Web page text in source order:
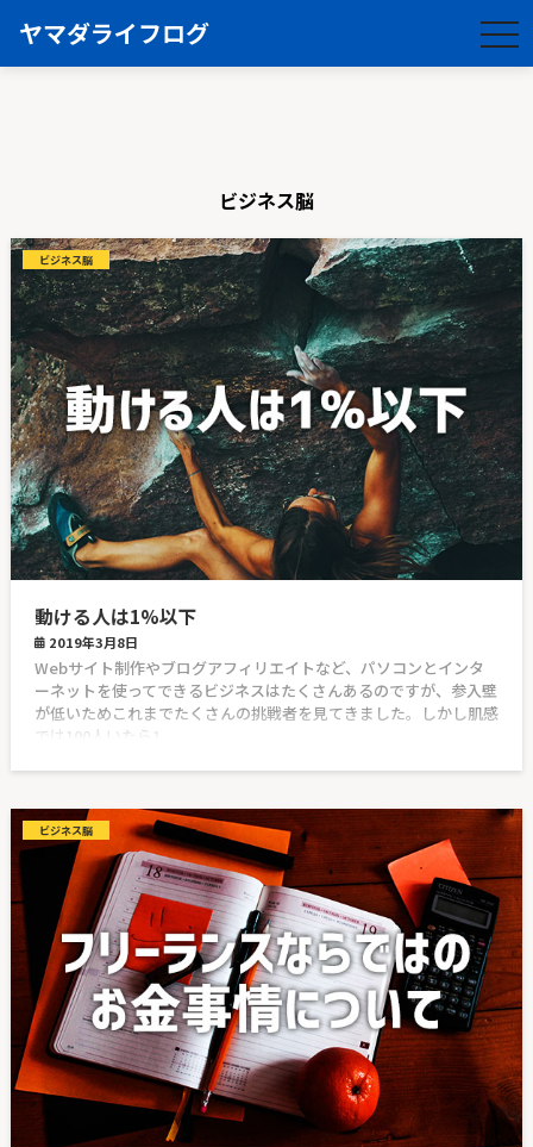
ヤマダライフログ
ビジネス脳
ビジネス脳
動ける人は1%以下
2019年3月8日
Webサイト制作やブログアフィリエイトなど、パソコンとインタ
ーネットを使ってできるビジネスはたくさんあるのですが、参入壁
が低いためこれまでたくさんの挑戦者を見てきました。しかし肌感
では100人いたら1
ビジネス脳